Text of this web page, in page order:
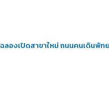
ฉลองเปิดสาขาใหม่ ถนนคนเดินพัท